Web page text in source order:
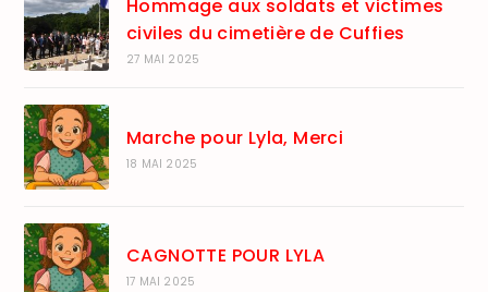
Hommage aux soldats et victimes
civiles du cimetière de Cuffies
27 MAI 2025
Marche pour Lyla, Merci
18 MAI 2025
CAGNOTTE POUR LYLA
17 MAI 2025